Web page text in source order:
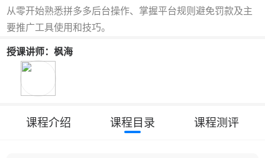
师）
从零开始熟悉拼多多后台操作、掌握平台规则避免罚款及主
要推广工具使用和技巧。
授课讲师：枫海
课程介绍 课程目录 课程测评